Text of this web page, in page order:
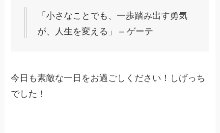
「小さなことでも、一歩踏み出す勇気
が、人生を変える」 – ゲーテ
今日も素敵な一日をお過ごしください！しげっち
でした！